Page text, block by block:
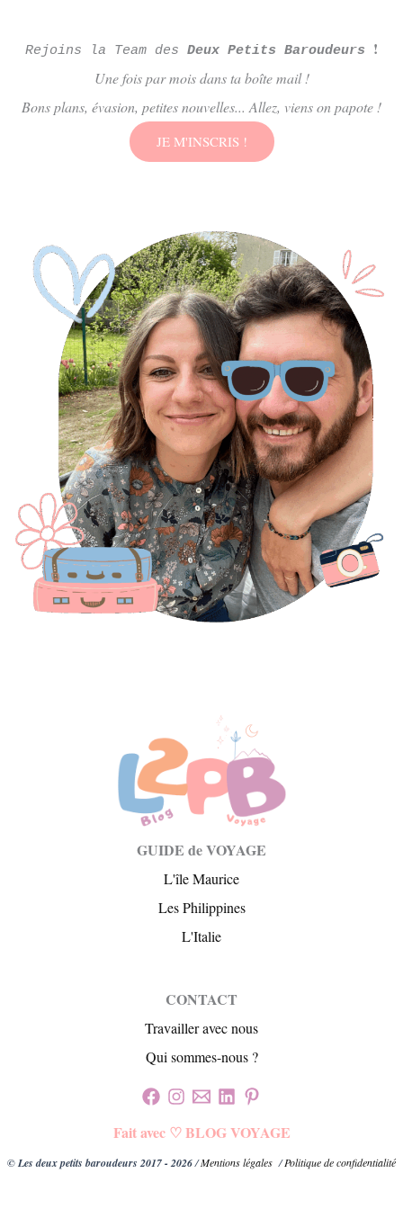
Rejoins la Team des Deux Petits Baroudeurs !
Une fois par mois dans ta boîte mail !
Bons plans, évasion, petites nouvelles... Allez, viens on papote !
JE M'INSCRIS !
GUIDE de VOYAGE
L'île Maurice
Les Philippines
L'Italie
CONTACT
Travailler avec nous
Qui sommes-nous ?
Fait avec ♡ BLOG VOYAGE
© Les deux petits baroudeurs 2017 - 2026/Mentions légales /Politique de confidentialité